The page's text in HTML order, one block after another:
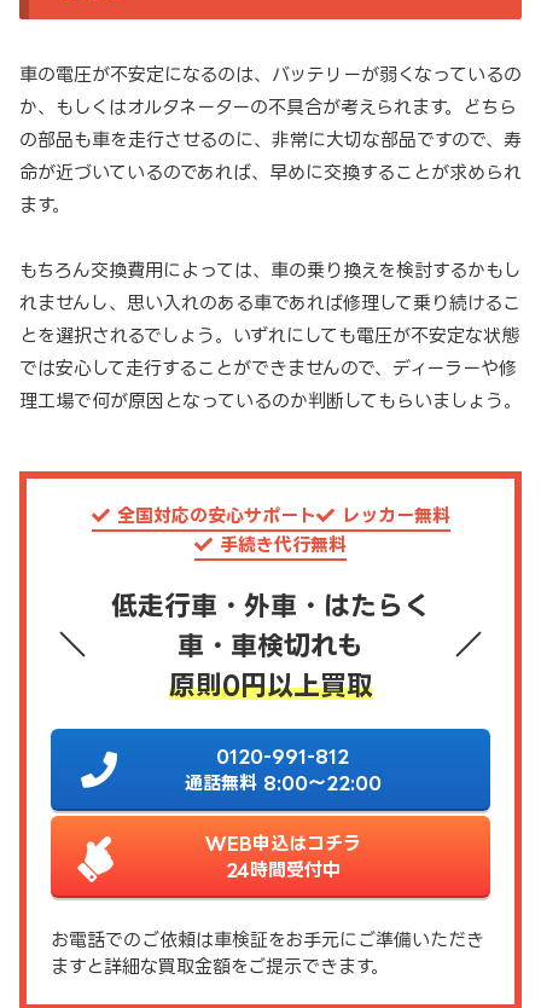
車の電圧が不安定になるのは、バッテリーが弱くなっているの
か、もしくはオルタネーターの不具合が考えられます。どちら
の部品も車を走行させるのに、非常に大切な部品ですので、寿
命が近づいているのであれば、早めに交換することが求められ
ます。
もちろん交換費用によっては、車の乗り換えを検討するかもし
れませんし、思い入れのある車であれば修理して乗り続けるこ
とを選択されるでしょう。いずれにしても電圧が不安定な状態
では安心して走行することができませんので、ディーラーや修
理工場で何が原因となっているのか判断してもらいましょう。
全国対応の安心サポート
レッカー無料
手続き代行無料
低走行車・外車・はたらく
車・車検切れも
原則0円以上買取
0120-991-812
通話無料 8:00～22:00
WEB申込はコチラ
24時間受付中
お電話でのご依頼は車検証をお手元にご準備いただき
ますと詳細な買取金額をご提示できます。